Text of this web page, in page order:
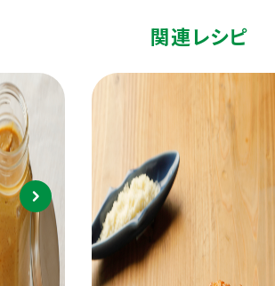
関連レシピ